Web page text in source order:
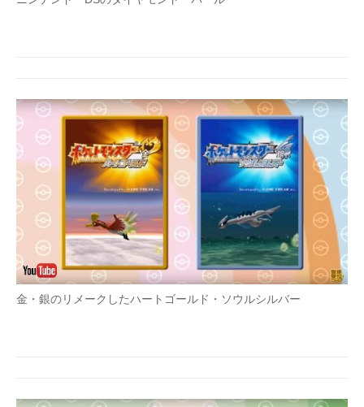
金・銀のリメークしたハートゴールド・ソウルシルバー